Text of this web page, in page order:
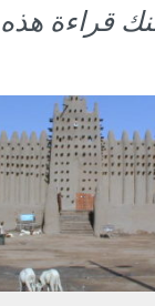
قراءة هذه